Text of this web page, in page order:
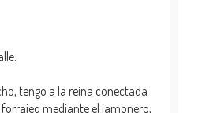
tengo a la reina conectada
mediante el jamonero,